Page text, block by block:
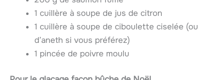
1 cuillère à soupe de jus de citron
1 cuillère à soupe de ciboulette ciselée (ou
d’aneth si vous préférez)
1 pincée de poivre moulu